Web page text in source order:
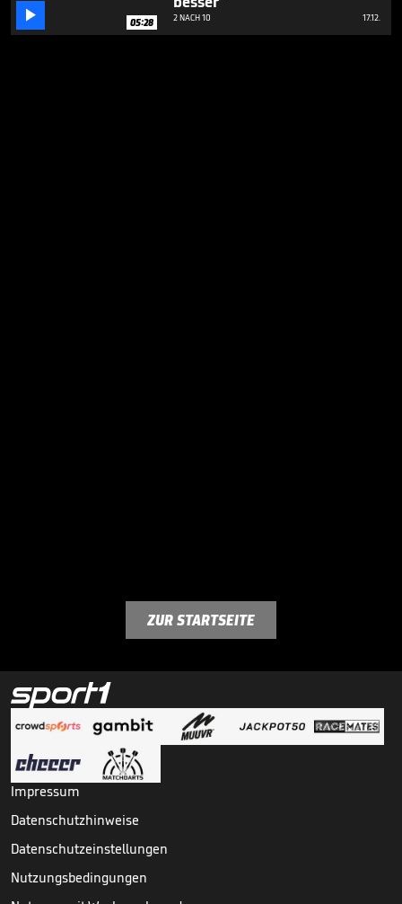
 05:28 2 NACH 10 17.12.
ZUR STARTSEITE
Impressum
Datenschutzhinweise
Datenschutzeinstellungen
Nutzungsbedingungen